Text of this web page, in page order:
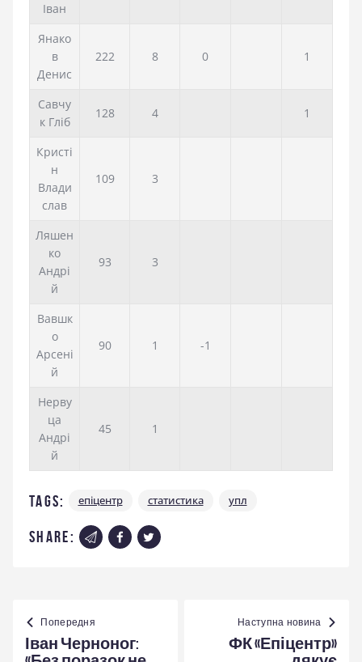
Іван
Янако
в
Денис
222 8 0 1
Савчу
к Гліб
128 4 1
Кристі
н
Влади
слав
109 3
Ляшен
ко
Андрі
й
93 3
Вавшк
о
Арсені
й
90 1 -1
Нерву
ца
Андрі
й
45 1
Tags: епіцентр статистика упл
share:
Навігація
записів
Попередня
Іван Черноног:
Наступна новина
ФК «Епіцентр»